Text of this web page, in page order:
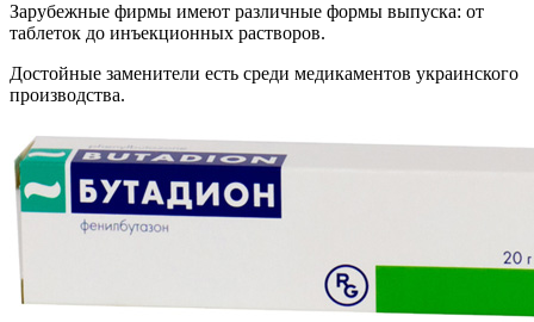
Зарубежные фирмы имеют различные формы выпуска: от
таблеток до инъекционных растворов.
Достойные заменители есть среди медикаментов украинского
производства.